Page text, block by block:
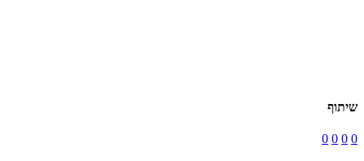
שיתוף
0
0
0
0